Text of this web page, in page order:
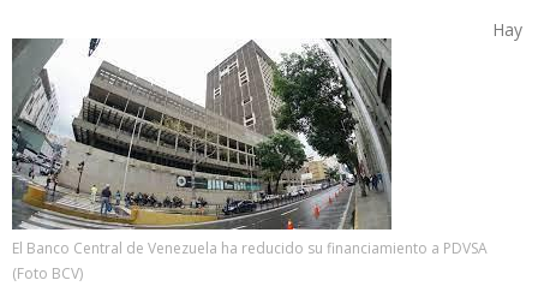
El Banco Central de Venezuela ha reducido su financiamiento a PDVSA
(Foto BCV)
Hay